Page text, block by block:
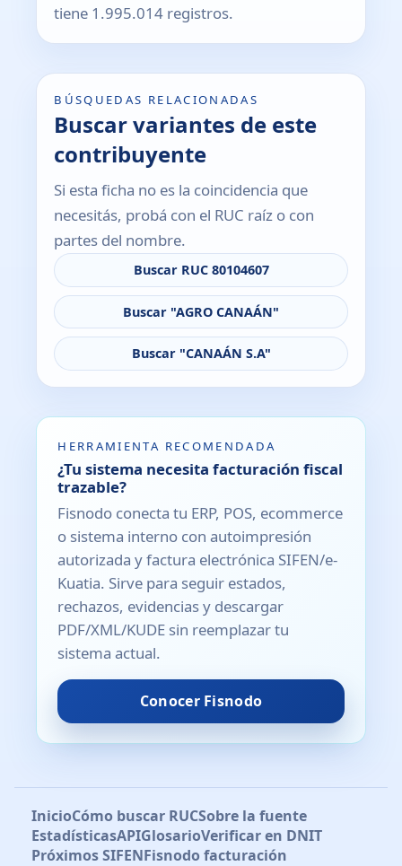
tiene 1.995.014 registros.
BÚSQUEDAS RELACIONADAS
Buscar variantes de este
contribuyente
Si esta ficha no es la coincidencia que
necesitás, probá con el RUC raíz o con
partes del nombre.
Buscar RUC 80104607
Buscar "AGRO CANAÁN"
Buscar "CANAÁN S.A"
HERRAMIENTA RECOMENDADA
¿Tu sistema necesita facturación fiscal
trazable?
Fisnodo conecta tu ERP, POS, ecommerce
o sistema interno con autoimpresión
autorizada y factura electrónica SIFEN/e-
Kuatia. Sirve para seguir estados,
rechazos, evidencias y descargar
PDF/XML/KUDE sin reemplazar tu
sistema actual.
Conocer Fisnodo
InicioCómo buscar RUCSobre la fuente
EstadísticasAPIGlosarioVerificar en DNIT
Próximos SIFENFisnodo facturación